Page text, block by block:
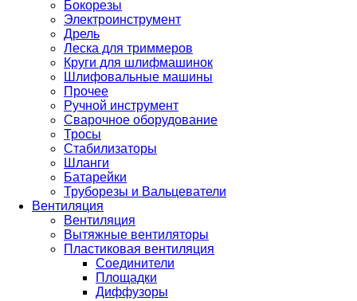
Бокорезы
Электроинструмент
Дрель
Леска для триммеров
Круги для шлифмашинок
Шлифовальные машины
Прочее
Ручной инструмент
Сварочное оборудование
Тросы
Стабилизаторы
Шланги
Батарейки
Труборезы и Вальцеватели
Вентиляция
Вентиляция
Вытяжные вентиляторы
Пластиковая вентиляция
Соединители
Площадки
Диффузоры